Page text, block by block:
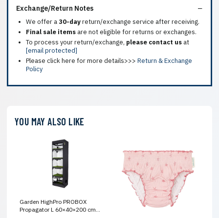
Exchange/Return Notes
We offer a30-dayreturn/exchange service after receiving.
Final sale items are not eligible for returns or exchanges.
To process your return/exchange, please contact us at
[email protected]
Please click here for more details>>> Return & Exchange
Policy
YOU MAY ALSO LIKE
Garden HighPro PROBOX
Propagator L 60×40×200 cm